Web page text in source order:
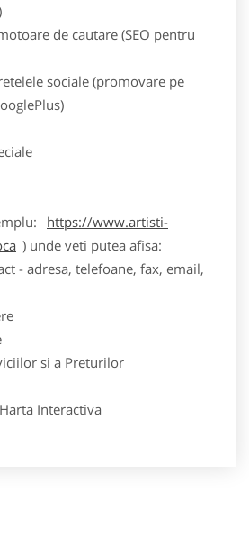
de cautare (SEO pentru
sociale (promovare pe
https://www.artisti-
) unde veti putea afisa:
- adresa, telefoane, fax, email,
si a Preturilor
Interactiva